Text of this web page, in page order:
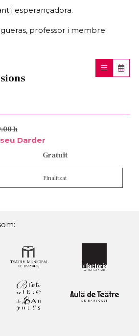
i esperançadora.
professor i membre
h
Darder
Gratuït
Finalitzat